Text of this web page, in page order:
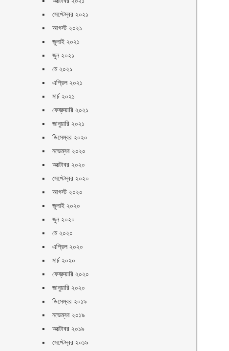
সেপ্টেম্বর ২০২১
আগস্ট ২০২১
জুলাই ২০২১
জুন ২০২১
মে ২০২১
এপ্রিল ২০২১
মার্চ ২০২১
ফেব্রুয়ারি ২০২১
জানুয়ারি ২০২১
ডিসেম্বর ২০২০
নভেম্বর ২০২০
অক্টোবর ২০২০
সেপ্টেম্বর ২০২০
আগস্ট ২০২০
জুলাই ২০২০
জুন ২০২০
মে ২০২০
এপ্রিল ২০২০
মার্চ ২০২০
ফেব্রুয়ারি ২০২০
জানুয়ারি ২০২০
ডিসেম্বর ২০১৯
নভেম্বর ২০১৯
অক্টোবর ২০১৯
সেপ্টেম্বর ২০১৯